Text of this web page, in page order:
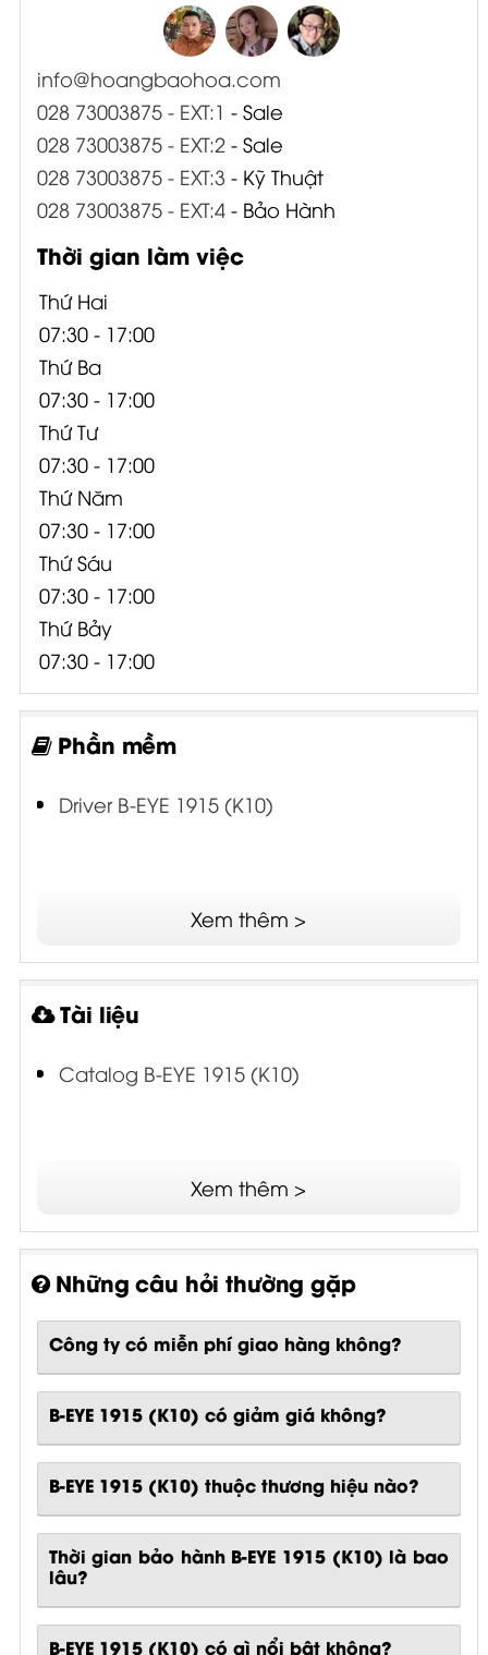
info@hoangbaohoa.com
028 73003875 - EXT:1 - Sale
028 73003875 - EXT:2- Sale
028 73003875 - EXT:3 - Kỹ Thuật
028 73003875 - EXT:4- Bảo Hành
Thời gian làm việc
Thứ Hai
07:30 - 17:00
Thứ Ba
07:30 - 17:00
Thứ Tư
07:30 - 17:00
Thứ Năm
07:30 - 17:00
Thứ Sáu
07:30 - 17:00
Thứ Bảy
07:30 - 17:00
Phần mềm
Driver B-EYE 1915 (K10)
Xem thêm >
Tài liệu
Catalog B-EYE 1915 (K10)
Xem thêm >
Những câu hỏi thường gặp
Công ty có miễn phí giao hàng không?
B-EYE 1915 (K10) có giảm giá không?
B-EYE 1915 (K10) thuộc thương hiệu nào?
Thời gian bảo hành B-EYE 1915 (K10) là bao
lâu?
B-EYE 1915 (K10) có gì nổi bật không?